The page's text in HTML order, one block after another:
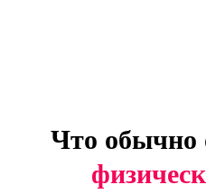
Что обычно